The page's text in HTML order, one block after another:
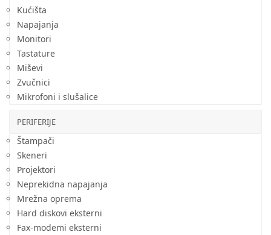
Kućišta
Napajanja
Monitori
Tastature
Miševi
Zvučnici
Mikrofoni i slušalice
PERIFERIJE
Štampači
Skeneri
Projektori
Neprekidna napajanja
Mrežna oprema
Hard diskovi eksterni
Fax-modemi eksterni